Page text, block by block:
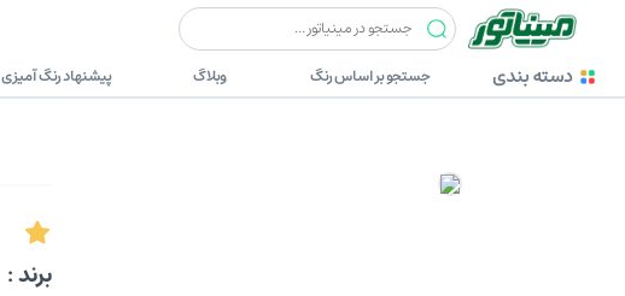
دسته بندی جستجو بر اساس رنگ وبلاگ پیشنهاد رنگ آمیزی
برند :